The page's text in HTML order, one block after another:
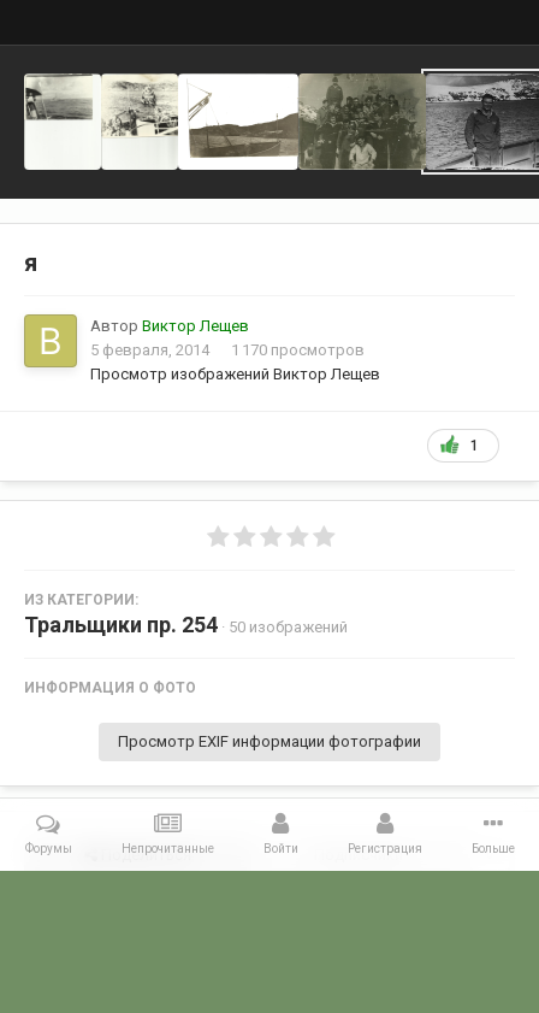
я
Автор Виктор Лещев
5 февраля, 2014
1 170 просмотров
Просмотр изображений Виктор Лещев
1
ИЗ КАТЕГОРИИ:
Тральщики пр. 254 · 50 изображений
ИНФОРМАЦИЯ О ФОТО
Просмотр EXIF информации фотографии
Поделиться Подписчики 0
Форумы Непрочитанные Войти Регистрация Больше